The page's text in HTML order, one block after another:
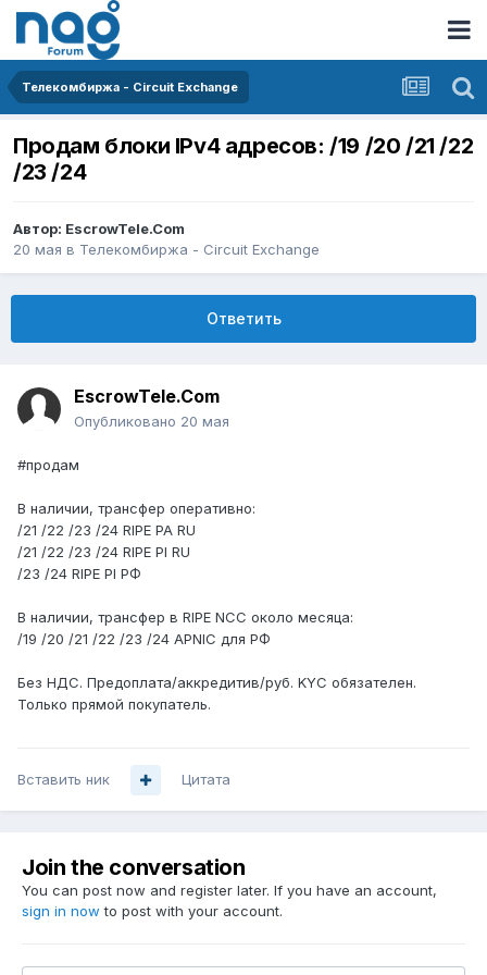
Телекомбиржа - Circuit Exchange
Продам блоки IPv4 адресов: /19 /20 /21 /22
/23 /24
Автор: EscrowTele.Com
20 мая в Телекомбиржа - Circuit Exchange
Ответить
EscrowTele.Com
Опубликовано 20 мая
#продам
В наличии, трансфер оперативно:
/21 /22 /23 /24 RIPE PA RU
/21 /22 /23 /24 RIPE PI RU
/23 /24 RIPE PI РФ
В наличии, трансфер в RIPE NCC около месяца:
/19 /20 /21 /22 /23 /24 APNIC для РФ
Без НДС. Предоплата/аккредитив/руб. KYC обязателен.
Только прямой покупатель.
Вставить ник Цитата
Join the conversation
You can post now and register later. If you have an account,
sign in now to post with your account.